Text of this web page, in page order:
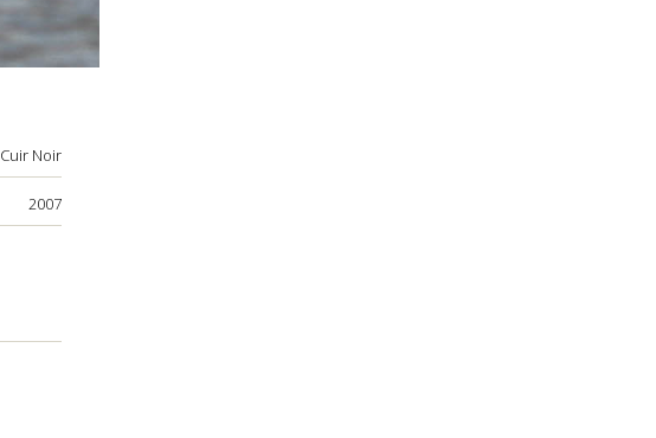
Cuir Noir
2007